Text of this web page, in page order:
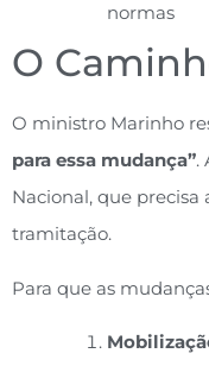
normas
O
O ministro Marinho
para essa mudança”.
Nacional, que precisa
tramitação.
Para que as